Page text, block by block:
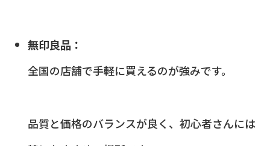
無印良品：
全国の店舗で手軽に買えるのが強みです。
品質と価格のバランスが良く、初心者さんには